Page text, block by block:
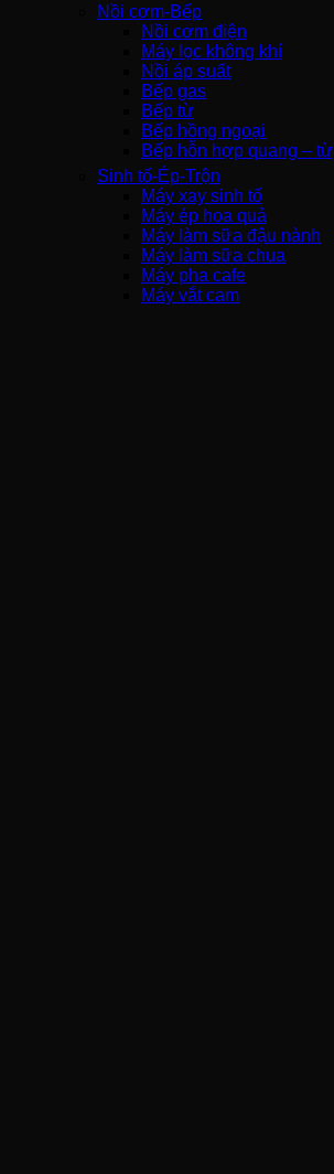
Nồi cơm-Bếp
Nồi cơm điện
Máy lọc không khí
Nồi áp suất
Bếp gas
Bếp từ
Bếp hồng ngoại
Bếp hỗn hợp quang – từ
Sinh tố-Ép-Trộn
Máy xay sinh tố
Máy ép hoa quả
Máy làm sữa đậu nành
Máy làm sữa chua
Máy pha cafe
Máy vắt cam